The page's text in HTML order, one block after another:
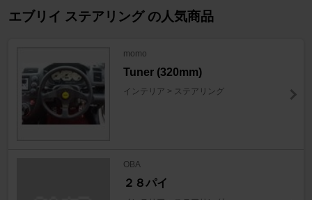
エブリイ ステアリング の人気商品
momo
Tuner (320mm)
インテリア > ステアリング
OBA
２８パイ